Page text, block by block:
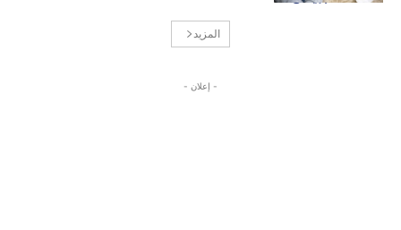
المزيد
- إعلان -